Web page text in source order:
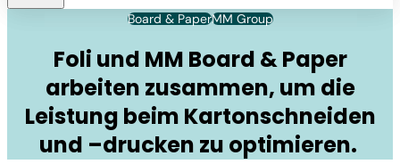
DE
Board & PaperMM Group
Foli und MM Board & Paper
arbeiten zusammen, um die
Leistung beim Kartonschneiden
und –drucken zu optimieren.